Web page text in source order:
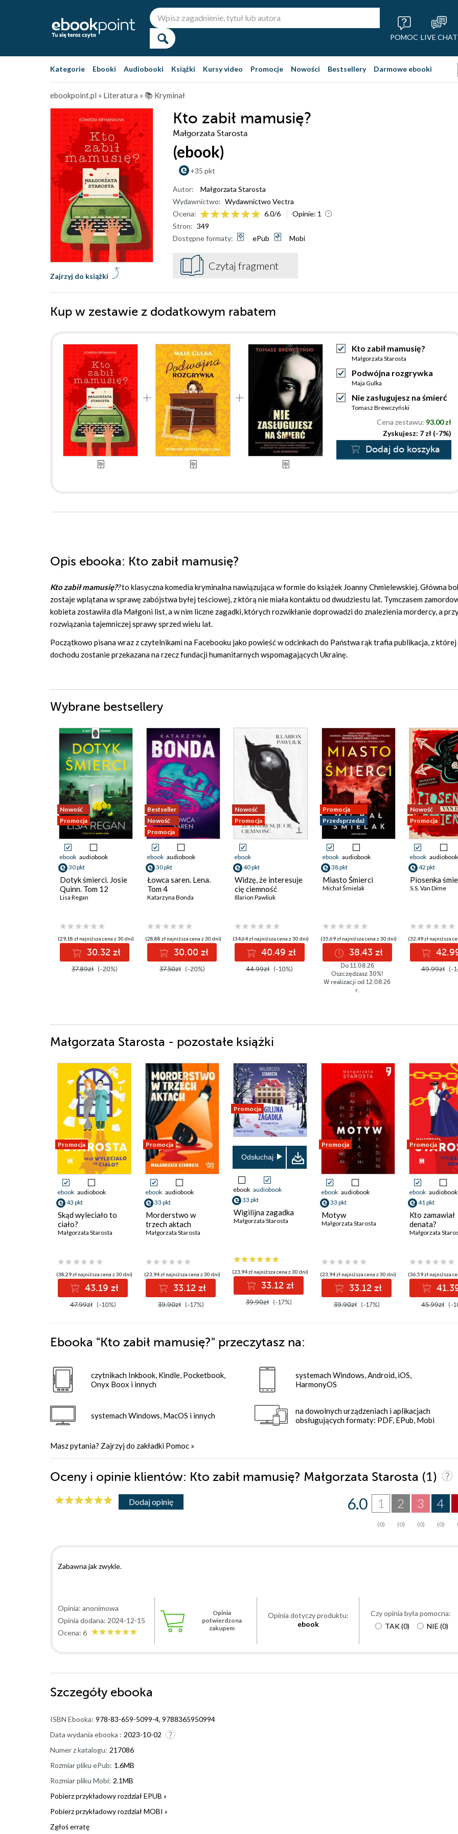
POMOC LIVE CHAT
Kategorie Ebooki Audiobooki Książki Kursy video Promocje Nowości Bestsellery Darmowe ebooki
ebookpoint.pl » Literatura » 📚 Kryminał
Kto zabił mamusię?
Małgorzata Starosta
(ebook)
+35 pkt
Zajrzyj do książki
Autor:
Małgorzata Starosta
Wydawnictwo: Wydawnictwo Vectra
Ocena:
6.0/6 Opinie: 1
Stron: 349
Dostępne formaty:
ePub Mobi
Czytaj fragment
Kup w zestawie z dodatkowym rabatem
Kto zabił mamusię?
Małgorzata Starosta
Podwójna rozgrywka
Maja Gulka
Nie zasługujesz na śmierć
Tomasz Brewczyński
Cena zestawu: 93.00 zł
Zyskujesz: 7 zł (-7%)
Dodaj do koszyka
Opis ebooka: Kto zabił mamusię?
Kto zabił mamusię??to klasyczna komedia kryminalna nawiązująca w formie do książek Joanny Chmielewskiej. Główna
zostaje wplątana w sprawę zabójstwa byłej teściowej, z którą nie miała kontaktu od dwudziestu lat. Tymczasem
kobieta zostawiła dla Małgoni list, a w nim liczne zagadki, których rozwikłanie doprowadzi do znalezienia mordercy, a
rozwiązania tajemniczej sprawy sprzed wielu lat.
Początkowo pisana wraz z czytelnikami na Facebooku jako powieść w odcinkach do Państwa rąk trafia publikacja, z której
dochodu zostanie przekazana na rzecz fundacji humanitarnych wspomagających Ukrainę.
Wybrane bestsellery
Nowość
Promocja
ebook audiobook
30 pkt
Dotyk śmierci. Josie
Quinn. Tom 12
Lisa Regan
(29,18 zł najniższa cena z 30 dni)
30.32 zł
37.89zł (-20%)
Bestseller
Nowość
Promocja
ebook audiobook
30 pkt
Łowca saren. Lena.
Tom 4
Katarzyna Bonda
(28,88 zł najniższa cena z 30 dni)
30.00 zł
37.50zł (-20%)
Nowość
Promocja
ebook
40 pkt
Widzę, że interesuje
cię ciemność
Illarion Pawliuk
(34,64 zł najniższa cena z 30 dni)
40.49 zł
44.99zł (-10%)
Promocja
Przedsprzedaż
ebook audiobook
38 pkt
Miasto Śmierci
Michał Śmielak
(35,69 zł najniższa cena z 30 dni)
38.43 zł
Do 11.08.26
Oszczędzasz 30%!
W realizacji od 12.08.26
r.
Nowość
Promocja
ebook audiobook
42 pkt
Piosenka
S.S. Van Dime
(32,49 zł najniższa
49.99zł (-
Małgorzata Starosta - pozostałe książki
Promocja
ebook audiobook
43 pkt
Skąd wyleciało to
ciało?
Małgorzata Starosta
(38,29 zł najniższa cena z 30 dni)
43.19 zł
47.99zł (-10%)
Promocja
ebook audiobook
33 pkt
Morderstwo w
trzech aktach
Małgorzata Starosta
(23,94 zł najniższa cena z 30 dni)
33.12 zł
39.90zł (-17%)
Promocja
Odsłuchaj
ebook audiobook
33 pkt
Wigilijna zagadka
Małgorzata Starosta
(23,94 zł najniższa cena z 30 dni)
33.12 zł
39.90zł (-17%)
Promocja
ebook audiobook
33 pkt
Motyw
Małgorzata Starosta
(23,94 zł najniższa cena z 30 dni)
33.12 zł
39.90zł (-17%)
Promocja
ebook audiobook
41 pkt
Kto zamawiał
denata?
Małgorzata
(36,59 zł najniższa
45.99zł (-
Ebooka "Kto zabił mamusię?" przeczytasz na:
czytnikach Inkbook, Kindle, Pocketbook,
Onyx Boox i innych
systemach Windows, MacOS i innych
systemach Windows, Android, iOS,
HarmonyOS
na dowolnych urządzeniach i aplikacjach
obsługujących formaty: PDF, EPub, Mobi
Masz pytania? Zajrzyj do zakładki Pomoc »
Oceny i opinie klientów: Kto zabił mamusię? Małgorzata Starosta (1)
Dodaj opinię 4
(0)
3
(0)
2
(0)
1
(0)
6.0
Zabawna jak zwykle.
Opinia: anonimowa
Opinia dodana: 2024-12-15
Ocena: 6
Opinia
potwierdzona
zakupem
Opinia dotyczy produktu:
ebook
Czy opinia była pomocna:
TAK(0) NIE (0)
Szczegóły ebooka
ISBN Ebooka: 978-83-659-5099-4, 9788365950994
Data wydania ebooka : 2023-10-02
Numer z katalogu: 217086
Rozmiar pliku ePub: 1.6MB
Rozmiar pliku Mobi: 2.1MB
Pobierz przykładowy rozdział EPUB »
Pobierz przykładowy rozdział MOBI »
Zgłoś erratę